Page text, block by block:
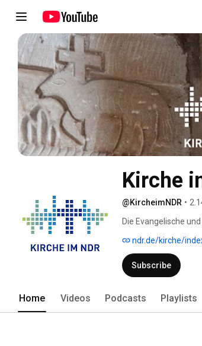
Kirche
@KircheimNDR •
Die Evangelische
ARD an Feiertagen.
ndr.de/kirche/
Subscribe
Home Videos Podcasts Playlists